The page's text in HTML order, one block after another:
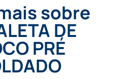
sobre
DE
PRÉ